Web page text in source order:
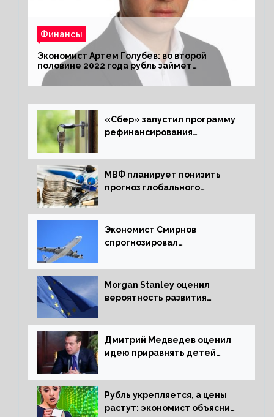
Финансы
Экономист Артем Голубев: во второй
половине 2022 года рубль займет
комфортный курс
«Сбер» запустил программу
рефинансирования
МВФ планирует понизить
прогноз глобального
следующем отчете
Экономист Смирнов
спрогнозировал
России
Morgan Stanley оценил
вероятность развития
Дмитрий Медведев оценил
идею приравнять детей
Рубль укрепляется, а цены
растут: экономист объяснил